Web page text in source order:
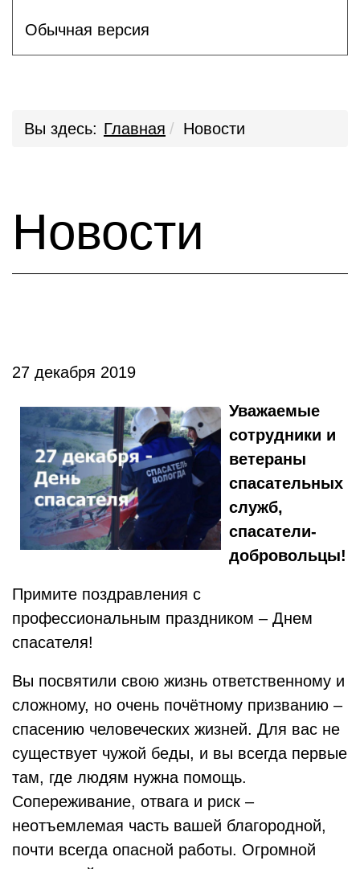
Обычная версия
Вы здесь: Главная Новости
Новости
27 декабря 2019
Уважаемые
сотрудники и
ветераны
спасательных
служб,
спасатели-
добровольцы!
Примите поздравления с
профессиональным праздником – Днем
спасателя!
Вы посвятили свою жизнь ответственному и
сложному, но очень почётному призванию –
спасению человеческих жизней. Для вас не
существует чужой беды, и вы всегда первые
там, где людям нужна помощь.
Сопереживание, отвага и риск –
неотъемлемая часть вашей благородной,
почти всегда опасной работы. Огромной